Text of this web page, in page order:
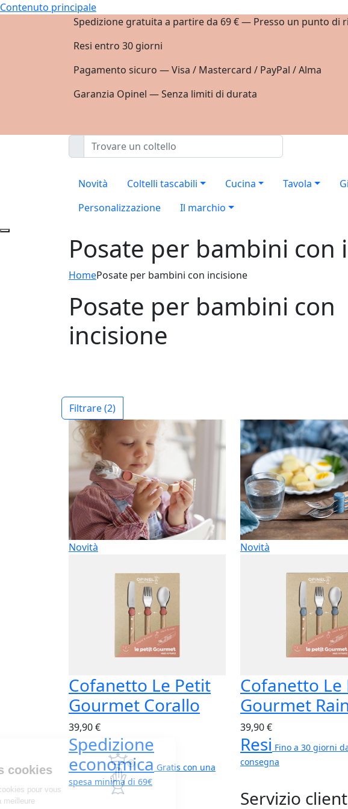
Gestion des cookies
Opinel utilise des cookies pour vous
permettre d'avoir la meilleure
Contenuto principale
Spedizione gratuita a partire da 69 € — Presso un punto di
Resi entro 30 giorni
Pagamento sicuro — Visa / Mastercard / PayPal / Alma
Garanzia Opinel — Senza limiti di durata
Novità Coltelli tascabili Cucina Tavola
Personalizzazione
Il marchio
Posate per bambini con
HomePosate per bambini con incisione
Posate per bambini con
incisione
Filtrare(2)
Novità
Cofanetto Le Petit
Gourmet Corallo
39,90 €
Novità
Cofanetto Le
Gourmet
39,90 €
Spedizione
economica Gratis con una
spesa minima di 69€
Resi Fino a 30 giorni
consegna
Servizio